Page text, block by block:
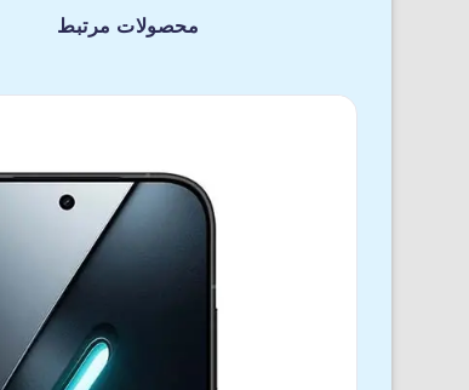
محصولات مرتبط